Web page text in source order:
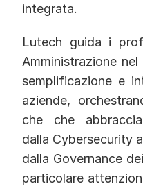
integrata.
Lutech guida i
Amministrazione
semplificazione e
aziende,
che che
dalla Cybersecurity
dalla Governance
particolare